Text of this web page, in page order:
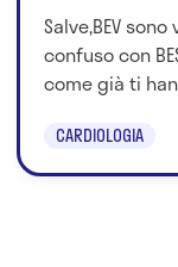
Salve,BEV
confuso con
come già ti
CARDIOLOGIA